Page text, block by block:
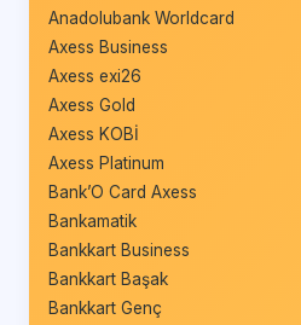
Anadolubank Worldcard
Axess Business
Axess exi26
Axess Gold
Axess KOBİ
Axess Platinum
Bank’O Card Axess
Bankamatik
Bankkart Business
Bankkart Başak
Bankkart Genç